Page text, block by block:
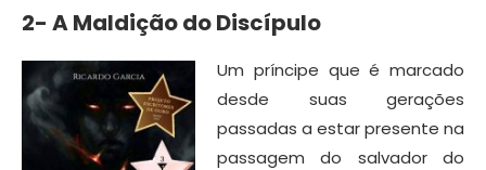
2- A Maldição do Discípulo
Um príncipe que é marcado
desde suas gerações
passadas a estar presente na
passagem do salvador do